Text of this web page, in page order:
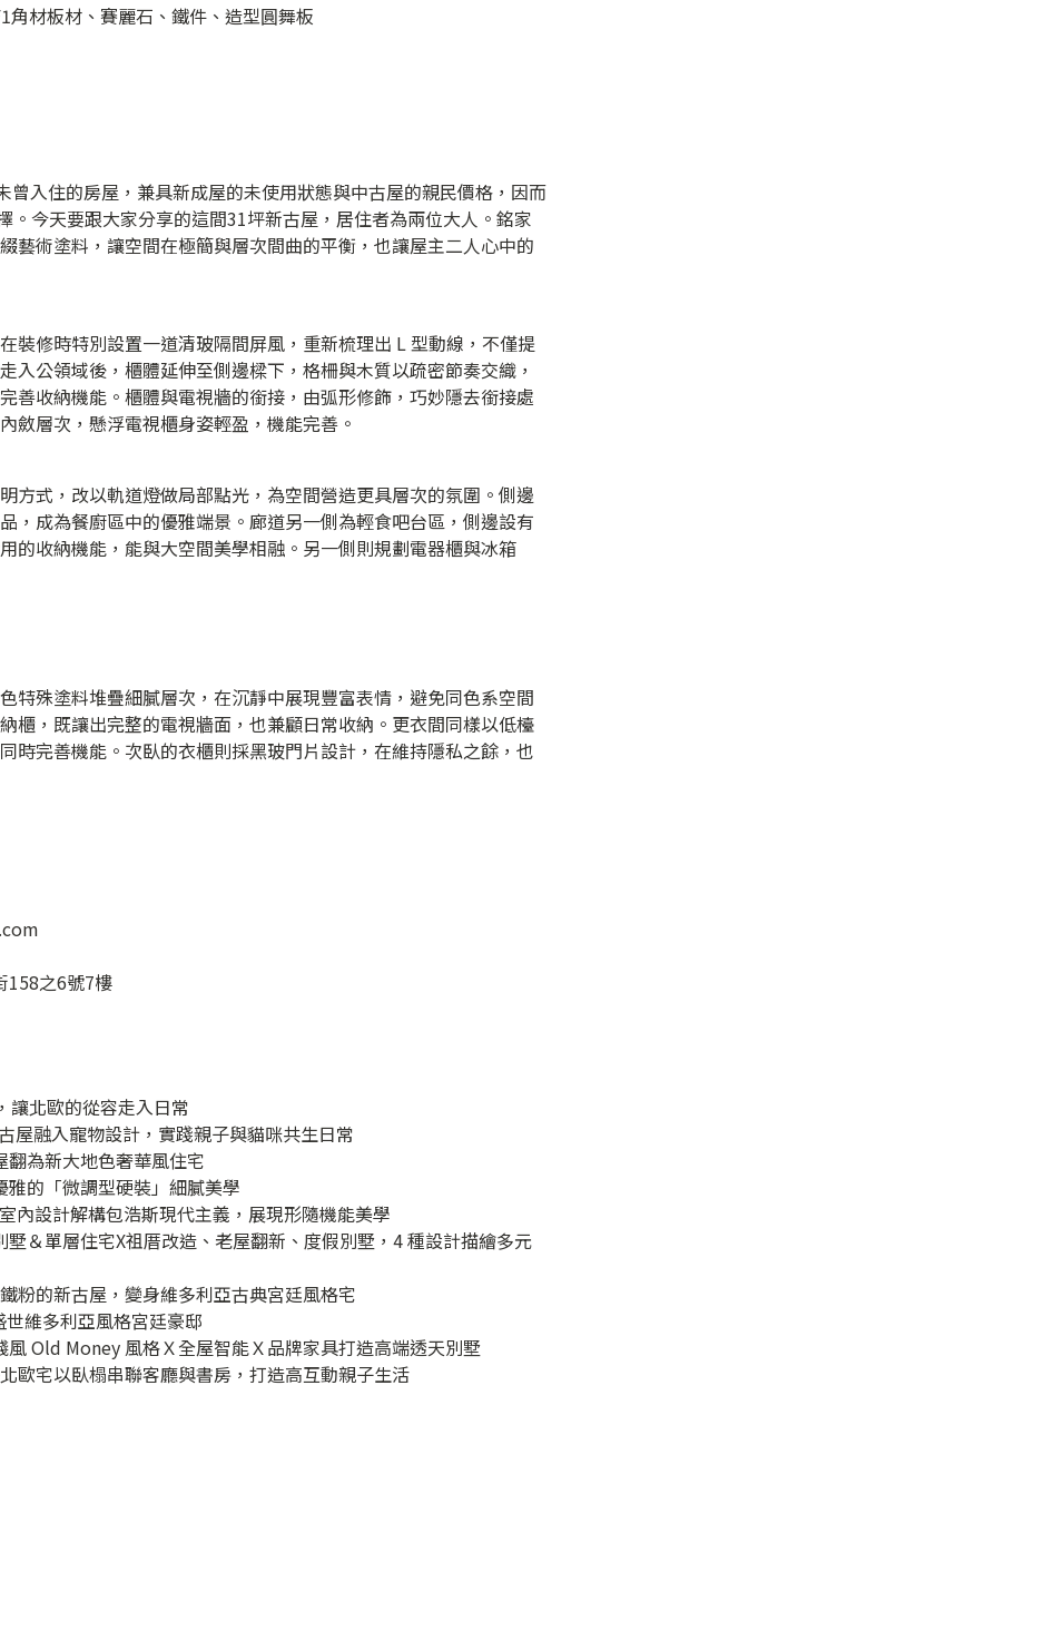
角材板材、賽麗石、鐵件、造型圓舞板
曾入住的房屋，兼具新成屋的未使用狀態與中古屋的親民價格，因而
。今天要跟大家分享的這間31坪新古屋，居住者為兩位大人。銘家
藝術塗料，讓空間在極簡與層次間曲的平衡，也讓屋主二人心中的
裝修時特別設置一道清玻隔間屏風，重新梳理出 L 型動線，不僅提
入公領域後，櫃體延伸至側邊樑下，格柵與木質以疏密節奏交織，
善收納機能。櫃體與電視牆的銜接，由弧形修飾，巧妙隱去銜接處
斂層次，懸浮電視櫃身姿輕盈，機能完善。
方式，改以軌道燈做局部點光，為空間營造更具層次的氛圍。側邊
，成為餐廚區中的優雅端景。廊道另一側為輕食吧台區，側邊設有
的收納機能，能與大空間美學相融。另一側則規劃電器櫃與冰箱
特殊塗料堆疊細膩層次，在沉靜中展現豐富表情，避免同色系空間
櫃，既讓出完整的電視牆面，也兼顧日常收納。更衣間同樣以低檯
時完善機能。次臥的衣櫃則採黑玻門片設計，在維持隱私之餘，也
158之6號7樓
讓北歐的從容走入日常
屋融入寵物設計，實踐親子與貓咪共生日常
為新大地色奢華風住宅
的「微調型硬裝」細膩美學
內設計解構包浩斯現代主義，展現形隨機能美學
＆單層住宅X祖厝改造、老屋翻新、度假別墅，4 種設計描繪多元
粉的新古屋，變身維多利亞古典宮廷風格宅
世維多利亞風格宮廷豪邸
風 Old Money 風格Ｘ全屋智能Ｘ品牌家具打造高端透天別墅
歐宅以臥榻串聯客廳與書房，打造高互動親子生活